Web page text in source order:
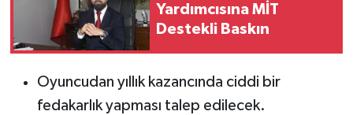
Yardımcısına MİT
Destekli Baskın
Oyuncudan yıllık kazancında ciddi bir
fedakarlık yapması talep edilecek.